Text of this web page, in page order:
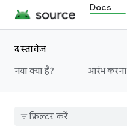
Docs
दस्तावेज़
नया क्या है?
आरंभ करना